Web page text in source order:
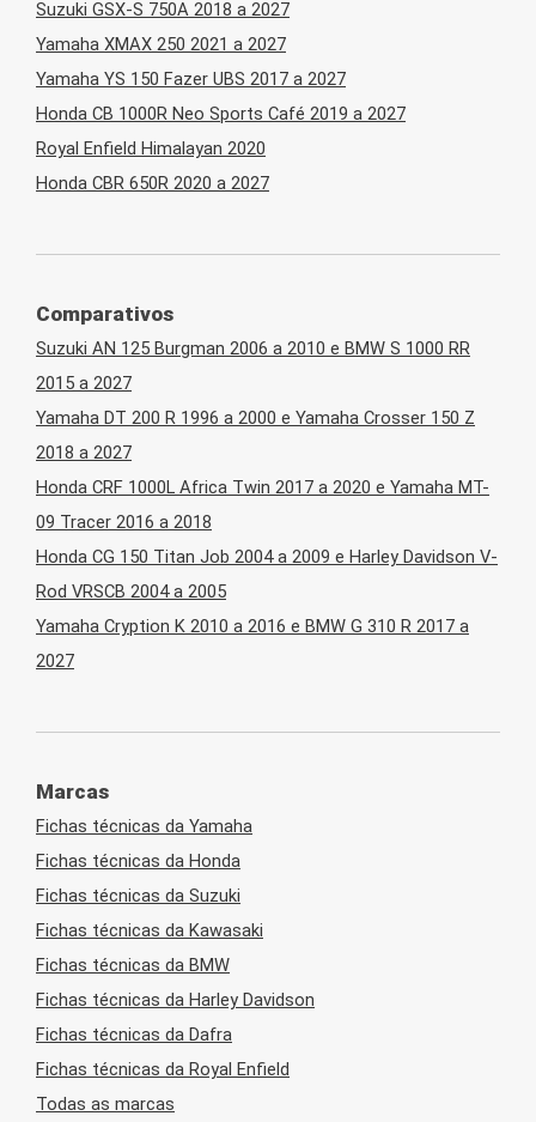
Suzuki GSX-S 750A 2018 a 2027
Yamaha XMAX 250 2021 a 2027
Yamaha YS 150 Fazer UBS 2017 a 2027
Honda CB 1000R Neo Sports Café 2019 a 2027
Royal Enfield Himalayan 2020
Honda CBR 650R 2020 a 2027
Comparativos
Suzuki AN 125 Burgman 2006 a 2010 e BMW S 1000 RR
2015 a 2027
Yamaha DT 200 R 1996 a 2000 e Yamaha Crosser 150 Z
2018 a 2027
Honda CRF 1000L Africa Twin 2017 a 2020 e Yamaha MT-
09 Tracer 2016 a 2018
Honda CG 150 Titan Job 2004 a 2009 e Harley Davidson V-
Rod VRSCB 2004 a 2005
Yamaha Cryption K 2010 a 2016 e BMW G 310 R 2017 a
2027
Marcas
Fichas técnicas da Yamaha
Fichas técnicas da Honda
Fichas técnicas da Suzuki
Fichas técnicas da Kawasaki
Fichas técnicas da BMW
Fichas técnicas da Harley Davidson
Fichas técnicas da Dafra
Fichas técnicas da Royal Enfield
Todas as marcas